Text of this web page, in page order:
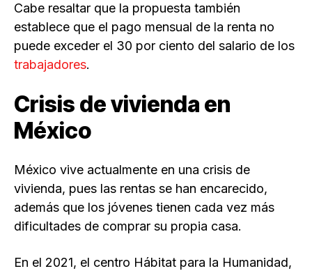
Cabe resaltar que la propuesta también
establece que el pago mensual de la renta no
puede exceder el 30 por ciento del salario de los
trabajadores.
Crisis de vivienda en
México
México vive actualmente en una crisis de
vivienda, pues las rentas se han encarecido,
además que los jóvenes tienen cada vez más
dificultades de comprar su propia casa.
En el 2021, el centro Hábitat para la Humanidad,